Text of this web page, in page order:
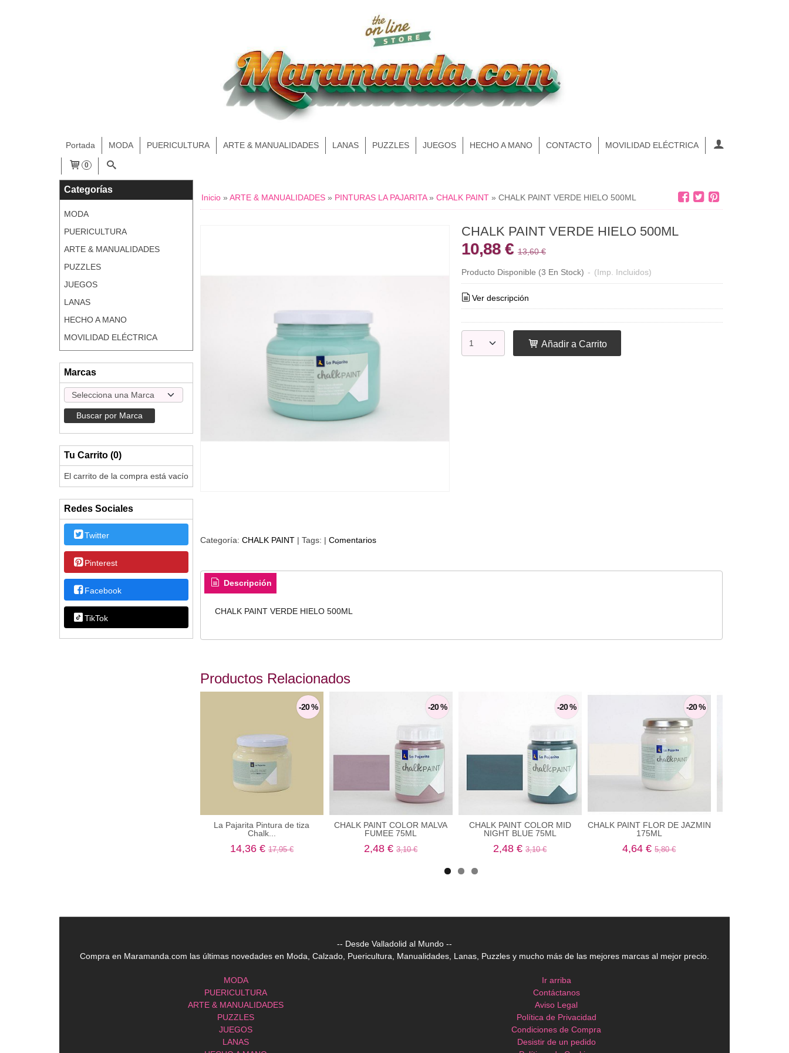
Portada MODA PUERICULTURA ARTE & MANUALIDADES LANAS PUZZLES JUEGOS HECHO A MANO CONTACTO MOVILIDAD ELÉCTRICA
0
Categorías
MODA
PUERICULTURA
ARTE & MANUALIDADES
PUZZLES
JUEGOS
LANAS
HECHO A MANO
MOVILIDAD ELÉCTRICA
Marcas
Tu Carrito (0)
El carrito de la compra está vacío
Redes Sociales
Twitter
Pinterest
Facebook
TikTok
Inicio» ARTE & MANUALIDADES» PINTURAS LA PAJARITA» CHALK PAINT» CHALK PAINT VERDE HIELO 500ML
CHALK PAINT VERDE HIELO 500ML
10,88 €13,60 €
Producto Disponible (3 En Stock) - (Imp. Incluidos)
Ver descripción
Añadir a Carrito
Categoría: CHALK PAINT| Tags: | Comentarios
Descripción
CHALK PAINT VERDE HIELO 500ML
Productos Relacionados
-20 %
La Pajarita Pintura de tiza
Chalk...
14,36 € 17,95 €
-20 %
CHALK PAINT COLOR MALVA
FUMEE 75ML
2,48 €3,10 €
-20 %
CHALK PAINT COLOR MID
NIGHT BLUE 75ML
2,48 €3,10 €
-20 %
CHALK PAINT FLOR DE JAZMIN
175ML
4,64 €5,80 €
-- Desde Valladolid al Mundo --
Compra en Maramanda.com las últimas novedades en Moda, Calzado, Puericultura, Manualidades, Lanas, Puzzles y mucho más de las mejores marcas al mejor precio.
MODA
PUERICULTURA
ARTE & MANUALIDADES
PUZZLES
JUEGOS
LANAS
Ir arriba
Contáctanos
Aviso Legal
Política de Privacidad
Condiciones de Compra
Desistir de un pedido